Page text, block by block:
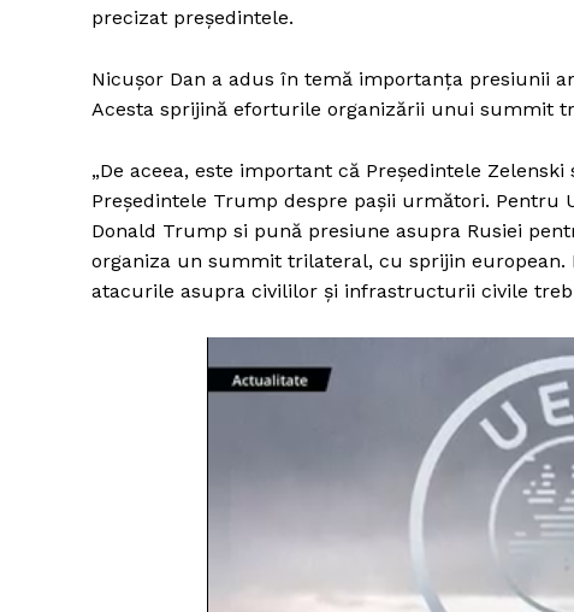
precizat președintele.
Nicușor Dan a adus în temă importanța presiunii
Acesta sprijină eforturile organizării unui summit
„De aceea, este important că Președintele
Președintele Trump despre pașii următori. Pentru
Donald Trump si pună presiune asupra Rusiei
organiza un summit trilateral, cu sprijin european.
atacurile asupra civililor și infrastructurii civile